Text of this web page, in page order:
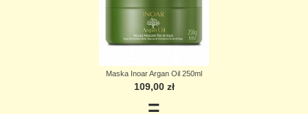
=
Maska Inoar Argan Oil 250ml
109,00 zł